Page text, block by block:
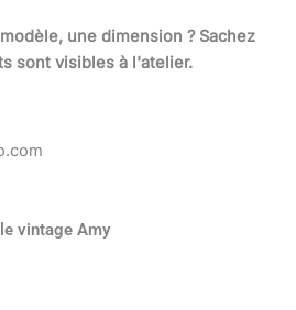
une dimension ? Sachez
sont visibles à l'atelier.
vintage Amy